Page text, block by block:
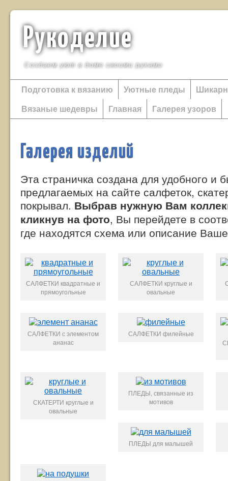
Рукоделие
Создаем уют в доме своими руками
Подготовка к вязанию Уютные пледы
Вязаные шедевры
Главная Галерея узоров
Галерея изделий
Эта страничка создана для удобного и
предлагаемых на сайте салфеток,
покрывал. Выбрав нужную Вам
кликнув на фото, Вы перейдете в
где находятся схема или описание
САЛФЕТКИ квадратные и
прямоугольные
САЛФЕТКИ круглые и
овальные
САЛФЕТКИ с элементом
ананас
САЛФЕТКИ филейные
СКАТЕРТИ круглые и
овальные
ПЛЕДЫ, связанные из
мотивов
ПЛЕДЫ для малышей